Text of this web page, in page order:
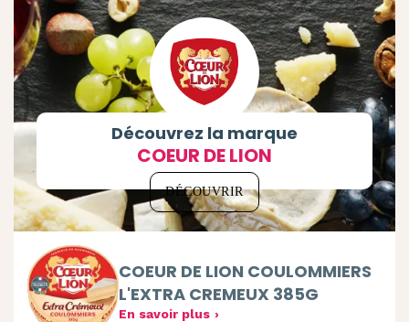
Découvrez la marque
COEUR DE LION
DÉCOUVRIR
COEUR DE LION COULOMMIERS
L'EXTRA CREMEUX 385G
En savoir plus